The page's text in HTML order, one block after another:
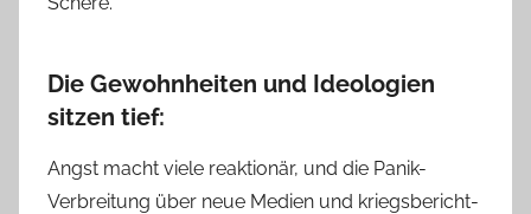
Die Gewohnheiten und Ideologien
sitzen tief:
Angst macht viele reaktionär, und die Panik-
Verbreitung über neue Medien und kriegsbericht-